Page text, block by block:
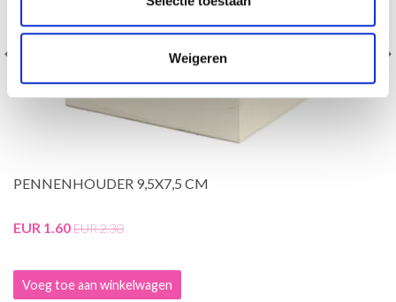
Weigeren
PENNENHOUDER 9,5X7,5 CM
EUR 1.60EUR 2.30
Voeg toe aan winkelwagen